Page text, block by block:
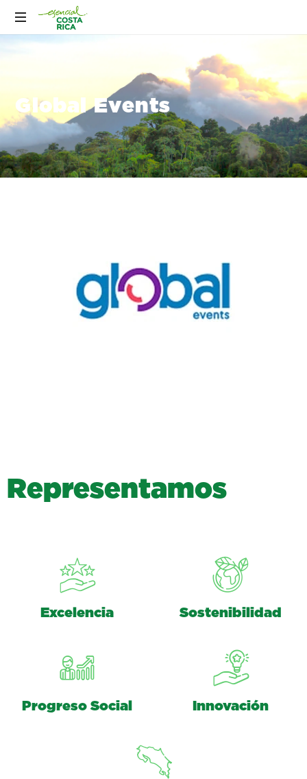
Global Events
Representamos
Excelencia Sostenibilidad
Progreso Social Innovación